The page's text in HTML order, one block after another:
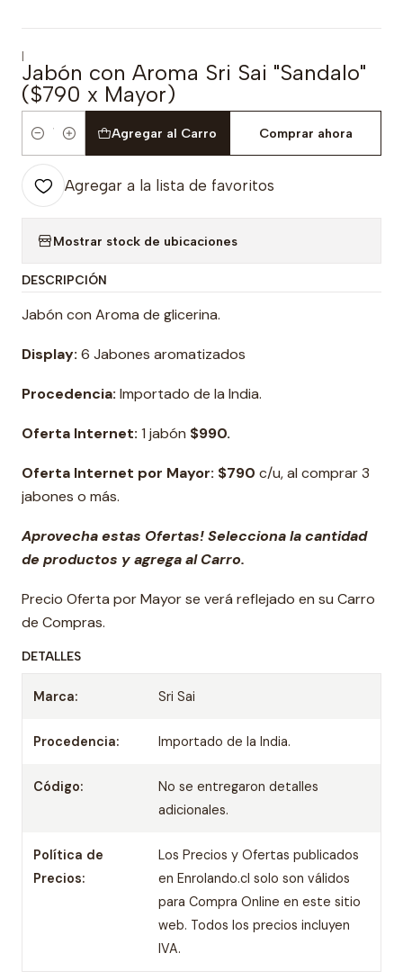
|
Jabón con Aroma Sri Sai "Sandalo"
($790 x Mayor)
Cantidad
Agregar al Carro Comprar ahora
Agregar a la lista de favoritos
Mostrar stock de ubicaciones
DESCRIPCIÓN
Jabón con Aroma de glicerina.
Display: 6 Jabones aromatizados
Procedencia: Importado de la India.
Oferta Internet: 1 jabón $990.
Oferta Internet por Mayor: $790 c/u, al comprar 3
jabones o más.
Aprovecha estas Ofertas! Selecciona la cantidad
de productos y agrega al Carro.
Precio Oferta por Mayor se verá reflejado en su Carro
de Compras.
DETALLES
Marca: Sri Sai
Procedencia: Importado de la India.
Código:
No se entregaron detalles
adicionales.
Política de
Precios:
Los Precios y Ofertas publicados
en Enrolando.cl solo son válidos
para Compra Online en este sitio
web. Todos los precios incluyen
IVA.